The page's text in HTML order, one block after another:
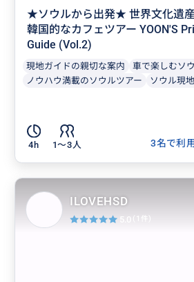
感性あふれるカフェ、夜景の名所
めぐりながら
日本語ができるガイドが同行する
安心して体験できます。
★ソウルから出発★ 世界文化遺
韓国的なカフェツアー YOON'S
Guide (Vol.2)
現地ガイドの親切な案内
車で楽しむソ
ノウハウ満載のソウルツアー
ソウル現
4h 1〜3人
3名で利
ILOVEHSD
5.0 (1件)